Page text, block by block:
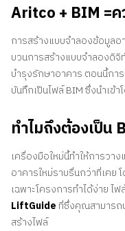
คําถามที่พบบ่อย
Aritco + BIM =ค
การสร้างแบบจำลองข้อมูลอ
บวนการสร้างแบบจำลองดิ
บำรุงรักษาอาคาร ตอนนี้ก
บันทึกเป็นไฟล์ BIM ซึ่งนำเข้
ทำไมถึงต้องเป็น
เครื่องมือใหม่นี้ทำให้การว
อาคารใหม่ราบรื่นกว่าที่เคย
เฉพาะโครงการทำได้ง่าย ไ
LiftGuide ที่ซึ่งคุณสามารถ
สร้างไฟล์